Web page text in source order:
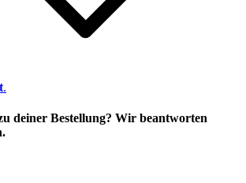
.
deiner Bestellung? Wir beantworten